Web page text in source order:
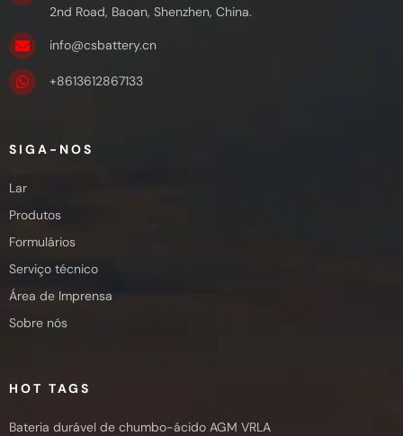
2nd Road, Baoan, Shenzhen, China.
info@csbattery.cn
+8613612867133
SIGA-NOS
Lar
Produtos
Formulários
Serviço técnico
Área de Imprensa
Sobre nós
HOT TAGS
Bateria durável de chumbo-ácido AGM VRLA